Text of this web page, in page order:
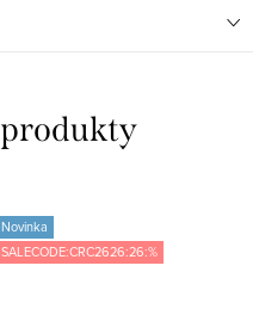
Novinka
SALECODE:CRC2626:26:%